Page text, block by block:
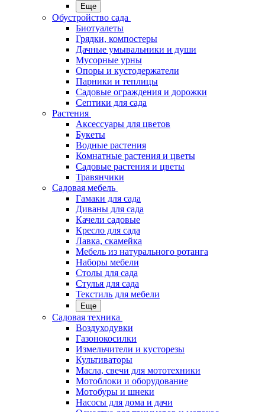
Еще
Обустройство сада
Биотуалеты
Грядки, компостеры
Дачные умывальники и души
Мусорные урны
Опоры и кустодержатели
Парники и теплицы
Садовые ограждения и дорожки
Септики для сада
Растения
Аксессуары для цветов
Букеты
Водные растения
Комнатные растения и цветы
Садовые растения и цветы
Травянчики
Садовая мебель
Гамаки для сада
Диваны для сада
Качели садовые
Кресло для сада
Лавка, скамейка
Мебель из натурального ротанга
Наборы мебели
Столы для сада
Стулья для сада
Текстиль для мебели
Еще
Садовая техника
Воздуходувки
Газонокосилки
Измельчители и кусторезы
Культиваторы
Масла, свечи для мототехники
Мотоблоки и оборудование
Мотобуры и шнеки
Насосы для дома и дачи